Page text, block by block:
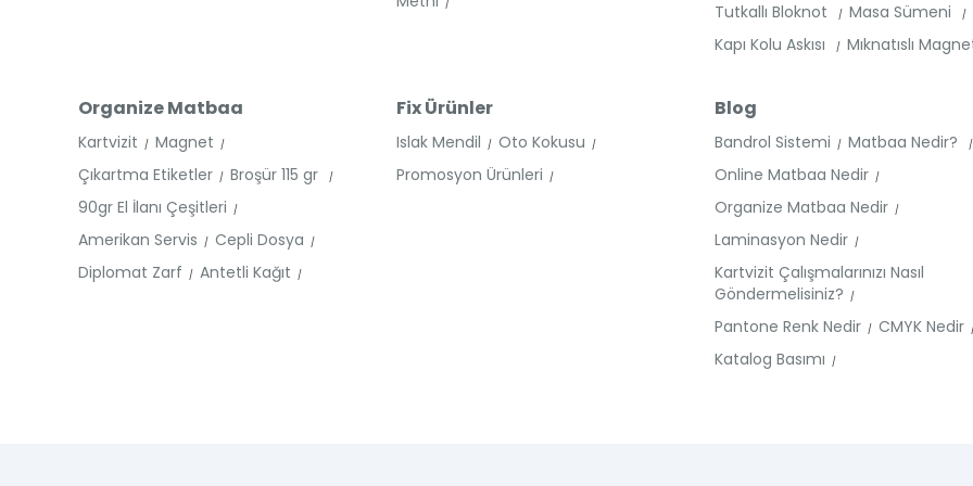
Tutkallı Bloknot
Masa Sümeni
Kapı Kolu Askısı
Mıknatıslı
Organize Matbaa
Kartvizit
Magnet
Çıkartma Etiketler
Broşür 115 gr
90gr El İlanı Çeşitleri
Amerikan Servis
Cepli Dosya
Diplomat Zarf
Antetli Kağıt
Fix Ürünler
Islak Mendil
Oto Kokusu
Promosyon Ürünleri
Blog
Bandrol Sistemi
Matbaa Nedir?
Online Matbaa Nedir
Organize Matbaa Nedir
Laminasyon Nedir
Kartvizit Çalışmalarınızı Nasıl
Göndermelisiniz?
Pantone Renk Nedir
CMYK Nedir
Katalog Basımı